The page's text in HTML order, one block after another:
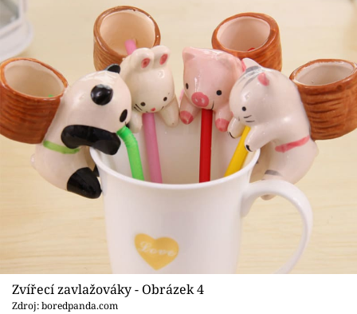
Zvířecí zavlažováky - Obrázek 4
Zdroj: boredpanda.com